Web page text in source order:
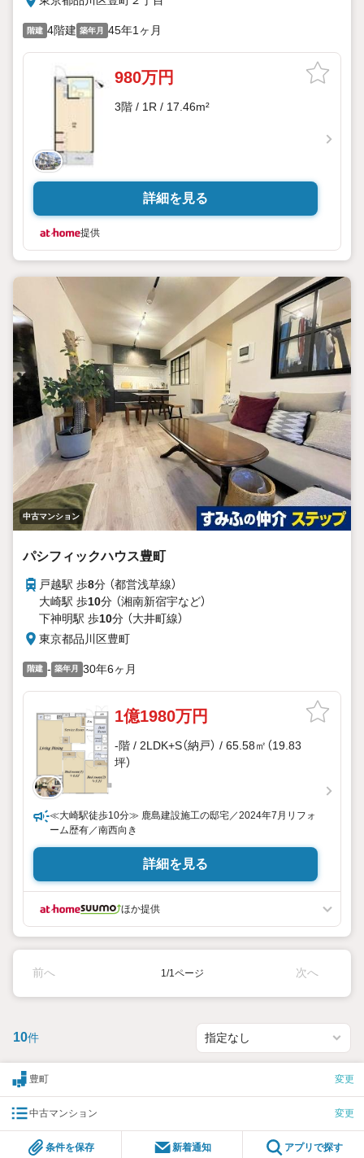
階建 4階建 築年月 45年1ヶ月
980万円
3階 / 1R / 17.46m²
詳細を見る
提供
中古マンション
パシフィックハウス豊町
戸越駅 歩8分 （都営浅草線）
大崎駅 歩10分 （湘南新宿宇など）
下神明駅 歩10分 （大井町線）
東京都品川区豊町
階建 - 築年月 30年6ヶ月
1億1980万円
-階 / 2LDK+S（納戸） / 65.58㎡（19.83
坪）
≪大崎駅徒歩10分≫ 鹿島建設施工の邸宅／2024年7月リフォ
ーム歴有／南西向き
詳細を見る
ほか提供
前へ 1/1ページ 次へ
10件
豊町 変更
中古マンション 変更
条件を保存 新着通知 アプリで探す